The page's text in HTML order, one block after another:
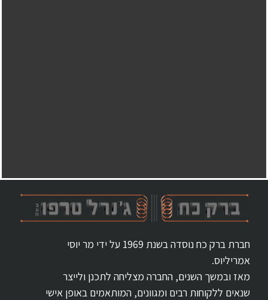
חברת ברק כח נוסדה בשנת 1969 על ידי מר יוסי
אמריליוס.
מאז ובמשך השנים, החברה מצליחה לתכנן ולייצר
שנאים ללקוחות רבים ומגוונים, המותאמים באופן אישי